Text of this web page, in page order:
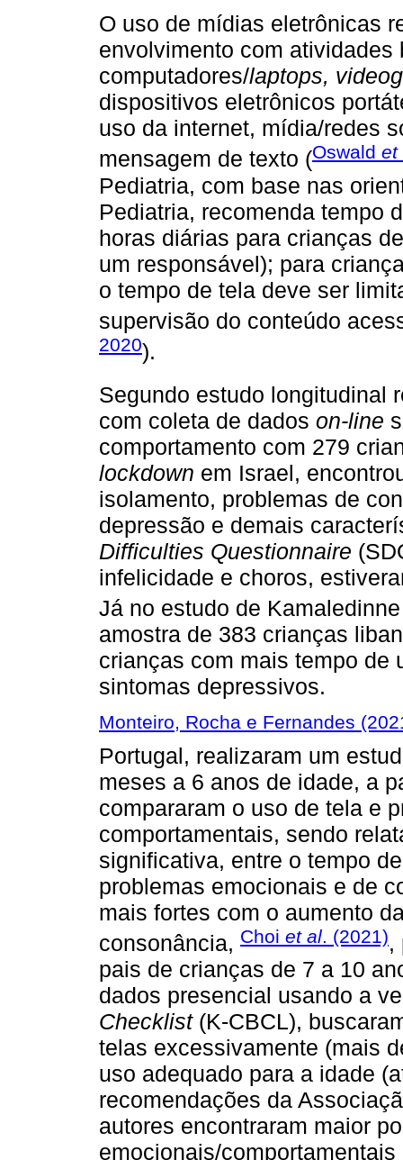
O uso de mídias eletrônicas
envolvimento com
computadores/laptops,
dispositivos eletrônicos
uso da internet, mídia/redes
mensagem de texto (Oswald et
Pediatria, com base nas
Pediatria, recomenda tempo
horas diárias para crianças
um responsável); para
o tempo de tela deve ser
supervisão do conteúdo
2020).
Segundo estudo longitudinal
com coleta de dados on-line
comportamento com 279
lockdown em Israel,
isolamento, problemas de
depressão e demais
Difficulties Questionnaire
infelicidade e choros,
Já no estudo de
amostra de 383 crianças
crianças com mais tempo de
sintomas depressivos.
Monteiro, Rocha e Fernandes
Portugal, realizaram um
meses a 6 anos de idade, a
compararam o uso de tela e
comportamentais, sendo
significativa, entre o tempo
problemas emocionais e de
mais fortes com o aumento
consonância, Choi et al. (2021),
pais de crianças de 7 a 10
dados presencial usando a
Checklist(K-CBCL),
telas excessivamente (mais
uso adequado para a idade
recomendações da
autores encontraram maior
emocionais/